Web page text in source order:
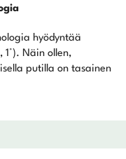
hyödyntää
1°). Näin ollen,
putilla on tasainen